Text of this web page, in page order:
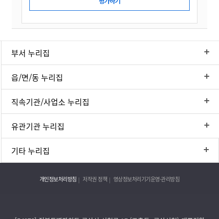
부서 누리집
읍/면/동 누리집
직속기관/사업소 누리집
유관기관 누리집
기타 누리집
개인정보처리방침 저작권 정책 영상정보처리기기운영·관리방침